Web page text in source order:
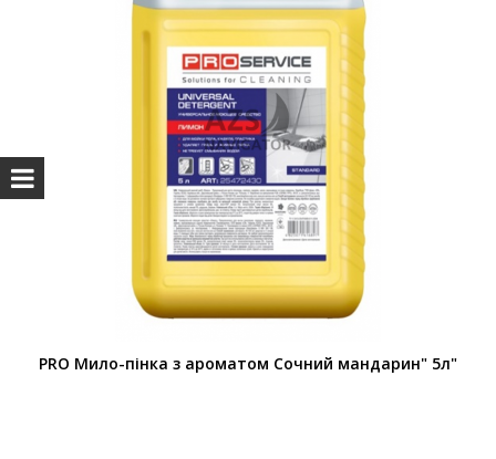
PRO Мило-пінка з ароматом Сочний мандарин" 5л"